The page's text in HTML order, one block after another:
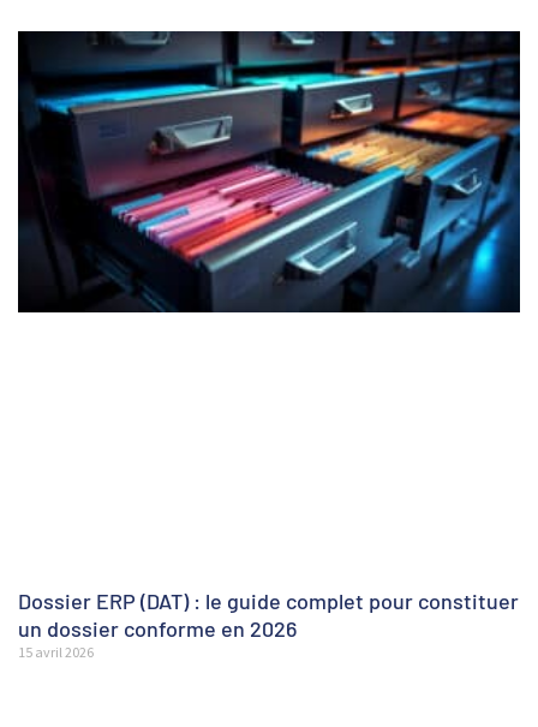
Dossier ERP (DAT) : le guide complet pour constituer
un dossier conforme en 2026
15 avril 2026